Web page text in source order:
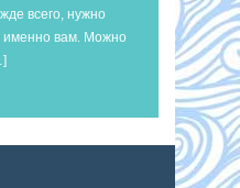
всего, нужно
именно вам. Можно